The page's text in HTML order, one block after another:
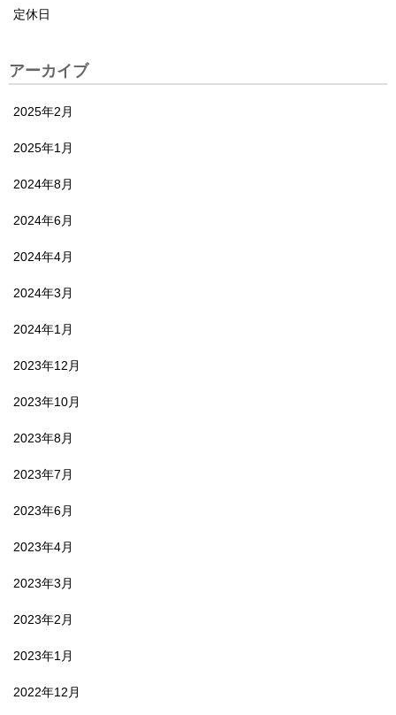
定休日
アーカイブ
2025年2月
2025年1月
2024年8月
2024年6月
2024年4月
2024年3月
2024年1月
2023年12月
2023年10月
2023年8月
2023年7月
2023年6月
2023年4月
2023年3月
2023年2月
2023年1月
2022年12月